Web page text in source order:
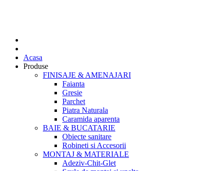
Acasa
Produse
FINISAJE & AMENAJARI
Faianta
Gresie
Parchet
Piatra Naturala
Caramida aparenta
BAIE & BUCATARIE
Obiecte sanitare
Robineti si Accesorii
MONTAJ & MATERIALE
Adeziv-Chit-Glet